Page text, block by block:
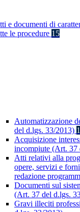
e documenti di
le procedure 15
Automatizzazione
del d.lgs. 33/2013)
Acquisizione
incompiute (Art. 37
Atti relativi alla
opere, servizi e
redazione
Documenti sul
(Art. 37 del d.lgs.
Gravi illeciti